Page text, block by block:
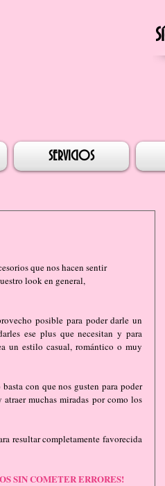
SERVICIOS
look en general,
posible para poder darle un
ese plus que necesitan y para
un estilo casual, romántico o muy
con que nos gusten para poder
muchas miradas por como los
resultar completamente favorecida
SIN COMETER ERRORES!